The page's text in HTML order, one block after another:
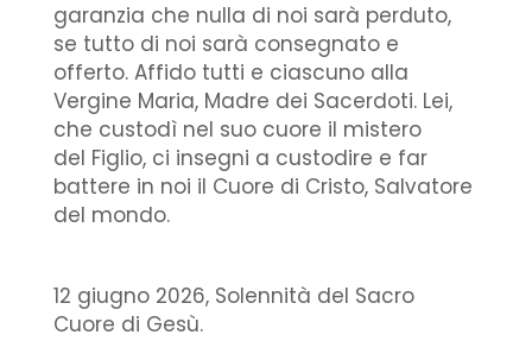
garanzia che nulla di noi sarà perduto,
se tutto di noi sarà consegnato e
offerto. Affido tutti e ciascuno alla
Vergine Maria, Madre dei Sacerdoti. Lei,
che custodì nel suo cuore il mistero
del Figlio, ci insegni a custodire e far
battere in noi il Cuore di Cristo, Salvatore
del mondo.
12 giugno 2026, Solennità del Sacro
Cuore di Gesù.